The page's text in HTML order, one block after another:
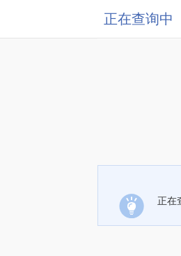
正在查询中
正在